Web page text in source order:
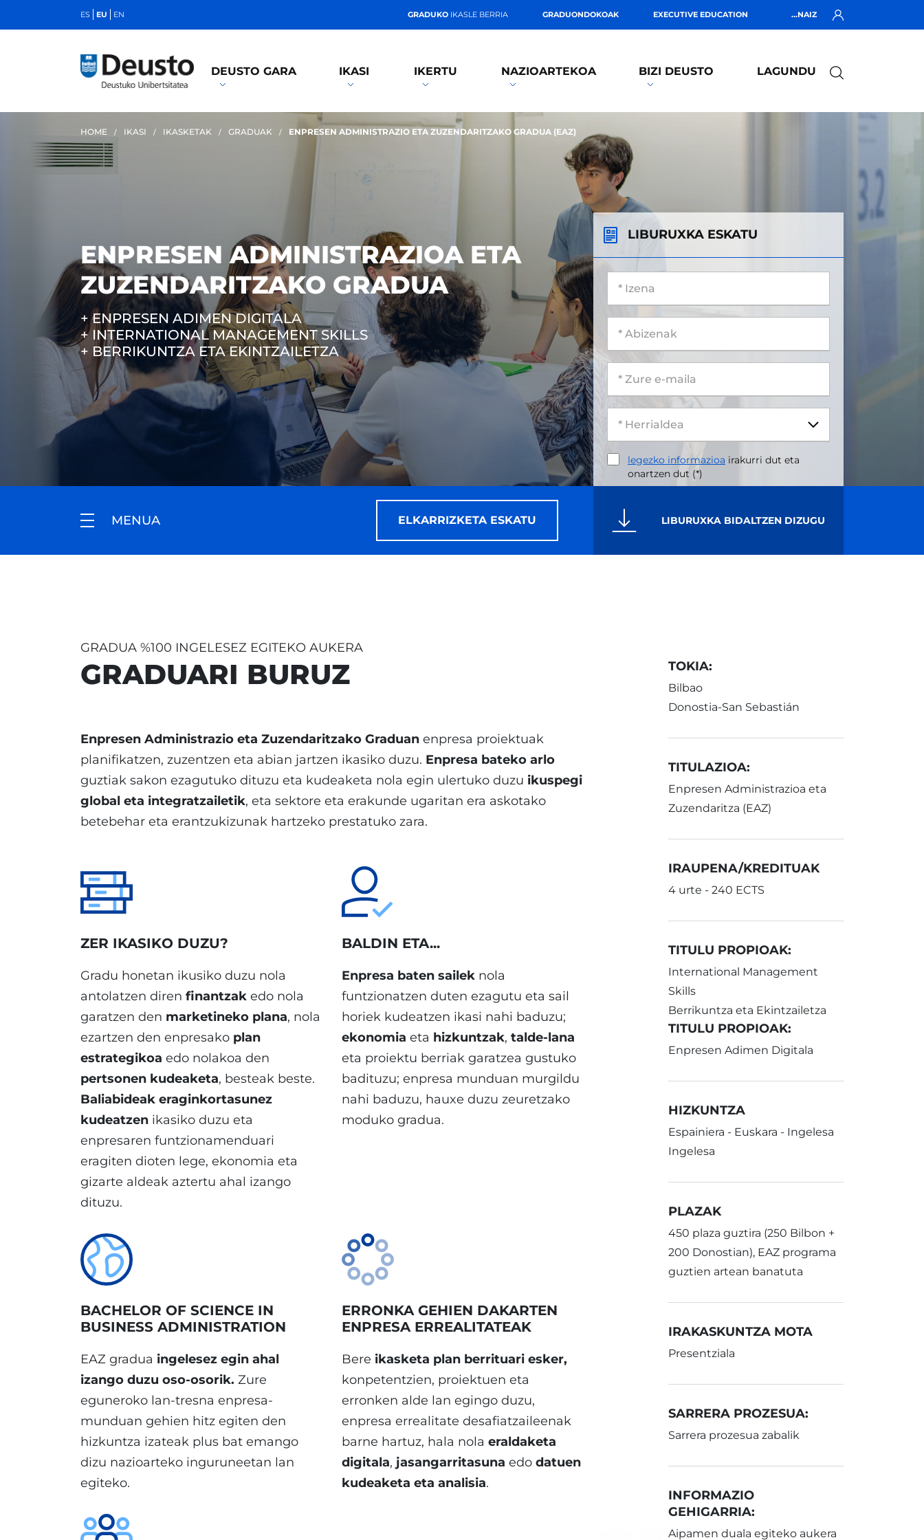
ES EU EN GRADUKO IKASLE BERRIA GRADUONDOKOAK EXECUTIVE EDUCATION ...NAIZ
DEUSTO GARA IKASI IKERTU NAZIOARTEKOA BIZI DEUSTO LAGUNDU
HOME IKASI IKASKETAK GRADUAK ENPRESEN ADMINISTRAZIO ETA ZUZENDARITZAKO GRADUA (EAZ)
ENPRESEN ADMINISTRAZIOA ETA
ZUZENDARITZAKO GRADUA
+ ENPRESEN ADIMEN DIGITALA
+ INTERNATIONAL MANAGEMENT SKILLS
+ BERRIKUNTZA ETA EKINTZAILETZA
MENUA ELKARRIZKETA ESKATU
LIBURUXKA ESKATU
legezko informazioa irakurri dut eta
onartzen dut (*)
LIBURUXKA BIDALTZEN DIZUGU
GRADUA %100 INGELESEZ EGITEKO AUKERA
GRADUARI BURUZ
Enpresen Administrazio eta Zuzendaritzako Graduan enpresa proiektuak
planifikatzen, zuzentzen eta abian jartzen ikasiko duzu. Enpresa bateko arlo
guztiak sakon ezagutuko dituzu eta kudeaketa nola egin ulertuko duzu ikuspegi
global eta integratzailetik, eta sektore eta erakunde ugaritan era askotako
betebehar eta erantzukizunak hartzeko prestatuko zara.
ZER IKASIKO DUZU?
Gradu honetan ikusiko duzu nola
antolatzen diren finantzak edo nola
garatzen den marketineko plana, nola
ezartzen den enpresako plan
estrategikoa edo nolakoa den
pertsonen kudeaketa, besteak beste.
Baliabideak eraginkortasunez
kudeatzen ikasiko duzu eta
enpresaren funtzionamenduari
eragiten dioten lege, ekonomia eta
gizarte aldeak aztertu ahal izango
dituzu.
BALDIN ETA...
Enpresa baten sailek nola
funtzionatzen duten ezagutu eta sail
horiek kudeatzen ikasi nahi baduzu;
ekonomia eta hizkuntzak, talde-lana
eta proiektu berriak garatzea gustuko
badituzu; enpresa munduan murgildu
nahi baduzu, hauxe duzu zeuretzako
moduko gradua.
BACHELOR OF SCIENCE IN
BUSINESS ADMINISTRATION
EAZ gradua ingelesez egin ahal
izango duzu oso-osorik. Zure
eguneroko lan-tresna enpresa-
munduan gehien hitz egiten den
hizkuntza izateak plus bat emango
dizu nazioarteko inguruneetan lan
egiteko.
ERRONKA GEHIEN DAKARTEN
ENPRESA ERREALITATEAK
Bere ikasketa plan berrituari esker,
konpetentzien, proiektuen eta
erronken alde lan egingo duzu,
enpresa errealitate desafiatzaileenak
barne hartuz, hala nola eraldaketa
digitala, jasangarritasuna edo datuen
kudeaketa eta analisia.
TOKIA:
Bilbao
Donostia-San Sebastián
TITULAZIOA:
Enpresen Administrazioa eta
Zuzendaritza (EAZ)
IRAUPENA/KREDITUAK
4 urte - 240 ECTS
TITULU PROPIOAK:
International Management
Skills
Berrikuntza eta Ekintzailetza
TITULU PROPIOAK:
Enpresen Adimen Digitala
HIZKUNTZA
Espainiera - Euskara - Ingelesa
Ingelesa
PLAZAK
450 plaza guztira (250 Bilbon +
200 Donostian), EAZ programa
guztien artean banatuta
IRAKASKUNTZA MOTA
Presentziala
SARRERA PROZESUA:
Sarrera prozesua zabalik
INFORMAZIO
GEHIGARRIA:
Aipamen duala egiteko aukera